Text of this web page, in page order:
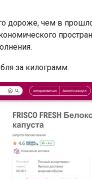
дороже, чем в
за килограмм.